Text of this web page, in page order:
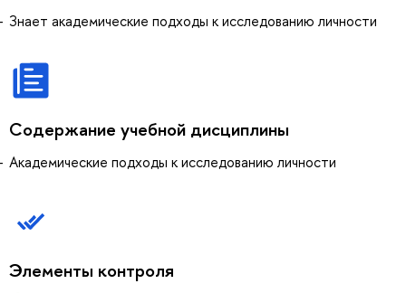
Знает академические подходы к исследованию личности
Содержание учебной дисциплины
Академические подходы к исследованию личности
Элементы контроля